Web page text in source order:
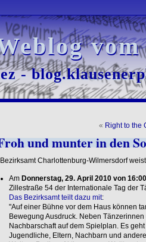
-
-
« Right to the
und munter in den
Charlottenburg-Wilmersdorf
Am Donnerstag, 29. April 2010 von
Zillestraße 54 der Internationale Tag der
Das Bezirksamt teilt dazu mit:
"Auf einer Bühne vor dem Haus können
Bewegung Ausdruck. Neben
Nachbarschaft auf dem Spielplan. Es
Jugendliche, Eltern, Nachbarn und